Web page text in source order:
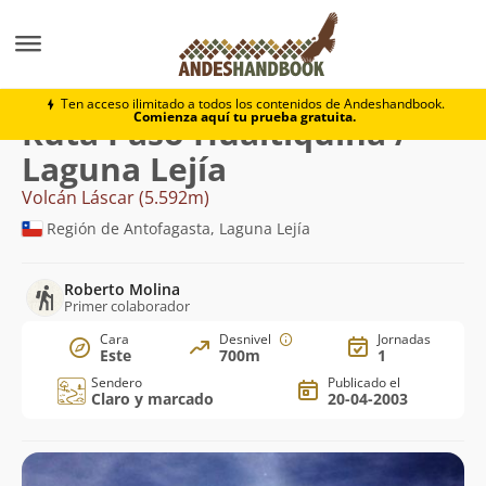
Ten acceso ilimitado a todos los contenidos de Andeshandbook.
Comienza aquí tu prueba gratuita.
Volcán Láscar Paso Huaitiquina / Laguna
Ruta Paso Huaitiquina /
Laguna Lejía
Volcán Láscar (5.592m)
Región de Antofagasta, Laguna Lejía
Roberto Molina
Primer colaborador
Cara
Este
Desnivel
700m
Jornadas
1
Sendero
Claro y marcado
Publicado el
20-04-2003